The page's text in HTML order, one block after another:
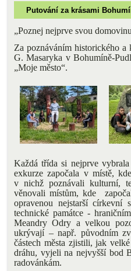
Putování za krásami
„Poznej nejprve svou
Za poznáváním historického
G. Masaryka v Bohumíně-
„Moje město“.
Každá třída si nejprve vybrala
exkurze započala v místě,
v nichž poznávali kulturní,
věnovali místům, kde
opravenou nejstarší církevní
technické památce -
Meandry Odry a velkou
ukrývají – např. původním
částech města zjistili, jak
dráhu, vyjeli na nejvyšší bod
radovánkám.